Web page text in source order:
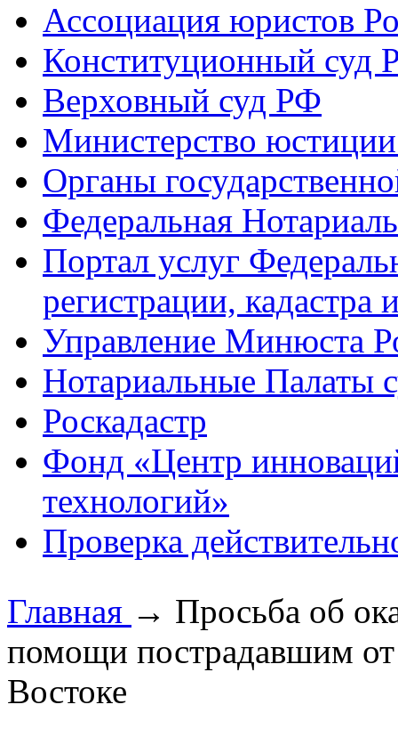
Ассоциация юристов
Конституционный суд
Верховный суд РФ
Министерство
Органы
Федеральная
Портал услуг
регистрации, кадастра
Управление Минюста
Нотариальные Палаты
Роскадастр
Фонд «Центр
технологий»
Проверка
Главная → Просьба об
помощи пострадавшим
Востоке